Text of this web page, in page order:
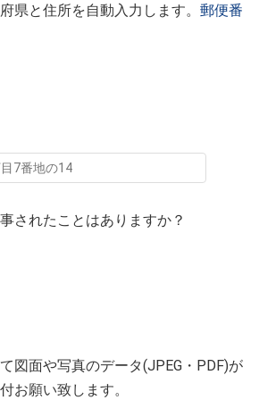
県と住所を自動入力します。 郵便番
されたことはありますか？
図面や写真のデータ(JPEG・PDF)が
お願い致します。